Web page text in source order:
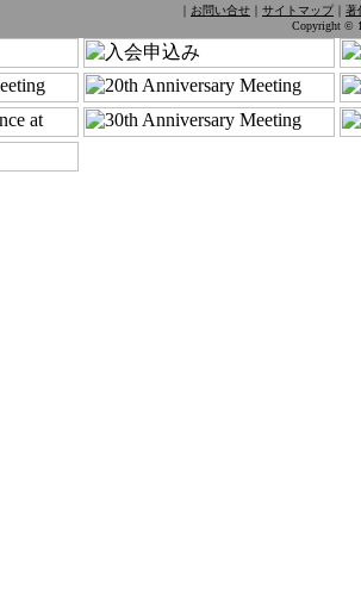
｜ お問い合せ ｜ サイトマップ｜ 著
Copyright ©